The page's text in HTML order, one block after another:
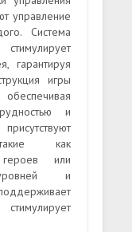
управление
Система
гарантируя
игры
и
как
героев или
и